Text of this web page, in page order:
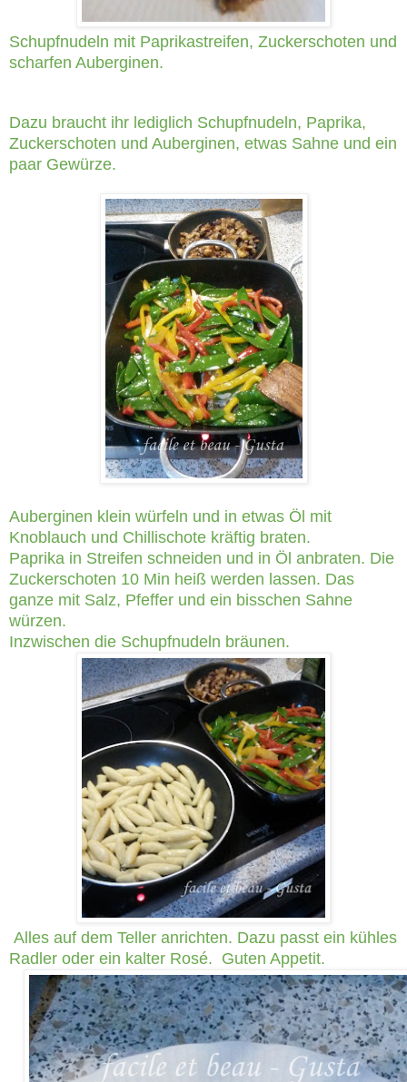
Schupfnudeln mit Paprikastreifen, Zuckerschoten und
scharfen Auberginen.
Dazu braucht ihr lediglich Schupfnudeln, Paprika,
Zuckerschoten und Auberginen, etwas Sahne und ein
paar Gewürze.
Auberginen klein würfeln und in etwas Öl mit
Knoblauch und Chillischote kräftig braten.
Paprika in Streifen schneiden und in Öl anbraten. Die
Zuckerschoten 10 Min heiß werden lassen. Das
ganze mit Salz, Pfeffer und ein bisschen Sahne
würzen.
Inzwischen die Schupfnudeln bräunen.
Alles auf dem Teller anrichten. Dazu passt ein kühles
Radler oder ein kalter Rosé. Guten Appetit.